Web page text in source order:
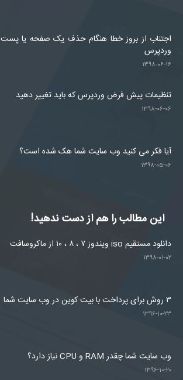
اجتناب از بروز خطا هنگام حذف یک صفحه یا پست
وردپرس
۱۳۹۸-۰۶-۱۶
تنظیمات پیش فرض وردپرس که باید تغییر دهید
۱۳۹۸-۰۶-۰۶
آیا فکر می کنید وب سایت شما هک شده است؟
۱۳۹۸-۰۵-۰۶
این مطالب را هم از دست ندهید!
دانلود مستقیم iso ویندوز ۷ ، ۸ ، ۱۰ از ماکروسافت
۱۳۹۸-۰۱-۰۲
۳ روش برای پرداخت با بیت کوین در وب سایت شما
۱۳۹۶-۱۰-۲۳
وب سایت شما چقدر RAM و CPU نیاز دارد؟
۱۳۹۶-۱۰-۲۰